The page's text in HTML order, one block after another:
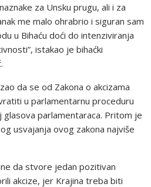
za Unsku prugu, ali i za
me malo ohrabrio i siguran sam
u Bihaću doći do intenziviranja
istakao je bihaćki
da se od Zakona o akcizama
u parlamentarnu proceduru
parlamentaraca. Pritom je
usvajanja ovog zakona najviše
da stvore jedan pozitivan
akcize, jer Krajina treba biti